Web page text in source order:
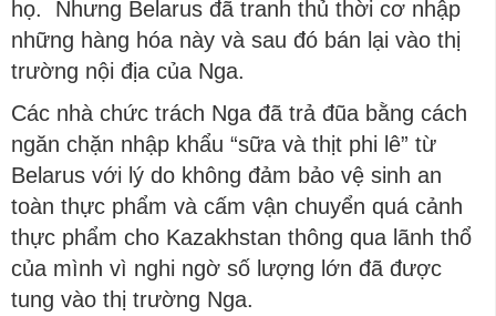
họ. Nhưng Belarus đã tranh thủ thời cơ nhập
những hàng hóa này và sau đó bán lại vào thị
trường nội địa của Nga.
Các nhà chức trách Nga đã trả đũa bằng cách
ngăn chặn nhập khẩu “sữa và thịt phi lê” từ
Belarus với lý do không đảm bảo vệ sinh an
toàn thực phẩm và cấm vận chuyển quá cảnh
thực phẩm cho Kazakhstan thông qua lãnh thổ
của mình vì nghi ngờ số lượng lớn đã được
tung vào thị trường Nga.